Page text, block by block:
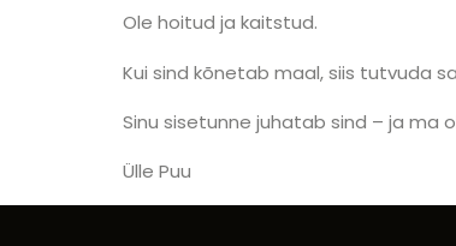
Ole hoitud ja kaitstud.
Kui sind kõnetab maal, siis tutvuda
Sinu sisetunne juhatab sind – ja ma
Ülle Puu